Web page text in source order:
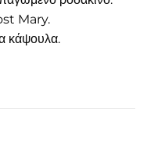
Mary.
κάψουλα.